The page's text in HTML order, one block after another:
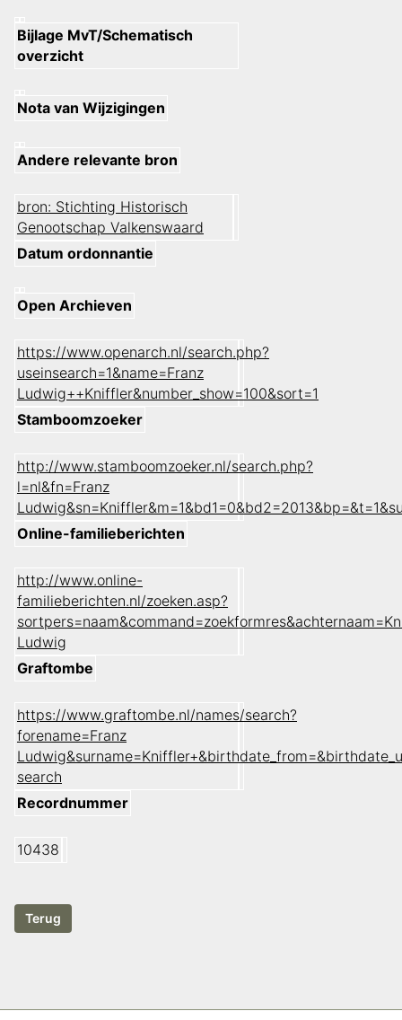
Bijlage MvT/Schematisch
overzicht
Nota van Wijzigingen
Andere relevante bron
bron: Stichting Historisch
Genootschap Valkenswaard
Datum ordonnantie
Open Archieven
https://www.openarch.nl/search.php?
useinsearch=1&name=Franz
Ludwig++Kniffler&number_show=100&sort=1
Stamboomzoeker
http://www.stamboomzoeker.nl/search.php?
l=nl&fn=Franz
Online-familieberichten
http://www.online-
familieberichten.nl/zoeken.asp?
Ludwig
Graftombe
https://www.graftombe.nl/names/search?
forename=Franz
search
Recordnummer
10438